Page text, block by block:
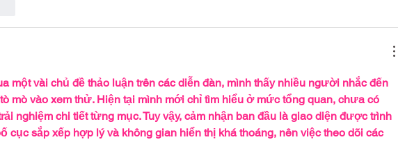
một vài chủ đề thảo luận trên các diễn đàn, mình thấy nhiều người nhắc đến
mò vào xem thử. Hiện tại mình mới chỉ tìm hiểu ở mức tổng quan, chưa có
nghiệm chi tiết từng mục. Tuy vậy, cảm nhận ban đầu là giao diện được trình
cục sắp xếp hợp lý và không gian hiển thị khá thoáng, nên việc theo dõi các